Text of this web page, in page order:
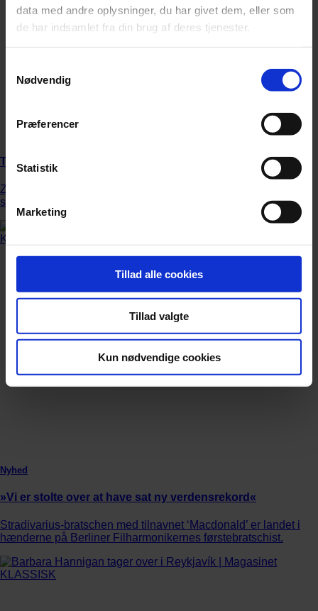
data med andre oplysninger, du har givet dem, eller som
de har indsamlet fra din brug af deres tjenester.
Nødvendig
Præferencer
Statistik
Marketing
Tillad alle cookies
Tillad valgte
Kun nødvendige cookies
Tysk tv-station får hug efter censur
ZDF anklages for kujonagtig opførsel efter at have forbudt en
sang med Igor Levit og Danger Dan.
Nyhed
»Vi er stolte over at have sat ny verdensrekord«
Stradivarius-bratschen med tilnavnet ‘Macdonald’ er landet i
hænderne på Berliner Filharmonikernes førstebratschist.